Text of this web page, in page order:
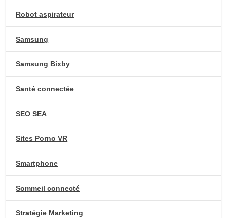
Robot aspirateur
Samsung
Samsung Bixby
Santé connectée
SEO SEA
Sites Porno VR
Smartphone
Sommeil connecté
Stratégie Marketing